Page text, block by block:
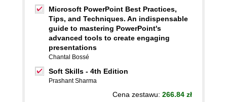
Microsoft PowerPoint Best Practices,
Tips, and Techniques. An indispensable
guide to mastering PowerPoint's
advanced tools to create engaging
presentations
Chantal Bossé
Soft Skills - 4th Edition
Prashant Sharma
Cena zestawu: 266.84 zł